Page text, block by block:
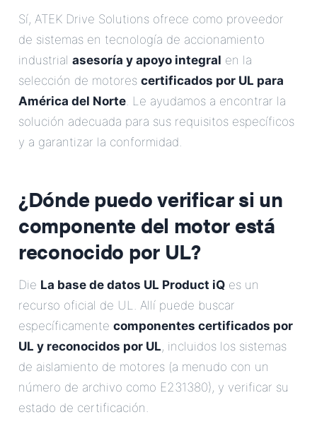
Sí, ATEK Drive Solutions ofrece como proveedor
de sistemas en tecnología de accionamiento
industrial asesoría y apoyo integral en la
selección de motores certificados por UL para
América del Norte. Le ayudamos a encontrar la
solución adecuada para sus requisitos específicos
y a garantizar la conformidad.
¿Dónde puedo verificar si un
componente del motor está
reconocido por UL?
Die La base de datos UL Product iQ es un
recurso oficial de UL. Allí puede buscar
específicamente componentes certificados por
UL y reconocidos por UL, incluidos los sistemas
de aislamiento de motores (a menudo con un
número de archivo como E231380), y verificar su
estado de certificación.